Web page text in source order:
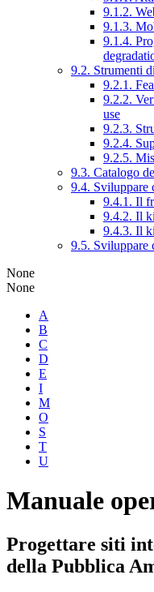
9.1.2.
9.1.3.
9.1.4.
9.2. Strumenti
9.2.1.
9.2.2.
use
9.2.3.
9.2.4.
9.2.5.
9.3. Catalogo
9.4. Sviluppare
9.4.1. Il
9.4.2. Il
9.4.3. Il
9.5. Sviluppare
None
None
A
B
C
D
E
I
M
O
S
T
U
Manuale
Progettare siti
della Pubblica